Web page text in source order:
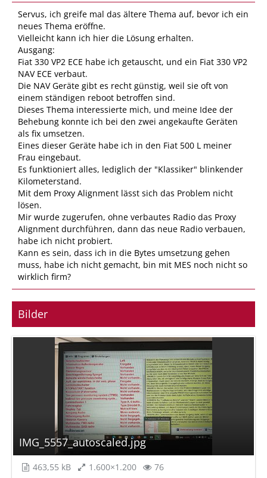
Servus, ich greife mal das ältere Thema auf, bevor ich ein
neues Thema eröffne.
Vielleicht kann ich hier die Lösung erhalten.
Ausgang:
Fiat 330 VP2 ECE habe ich getauscht, und ein Fiat 330 VP2
NAV ECE verbaut.
Die NAV Geräte gibt es recht günstig, weil sie oft von
einem ständigen reboot betroffen sind.
Dieses Thema interessierte mich, und meine Idee der
Behebung konnte ich bei den zwei angekaufte Geräten
als fix umsetzen.
Eines dieser Geräte habe ich in den Fiat 500 L meiner
Frau eingebaut.
Es funktioniert alles, lediglich der "Klassiker" blinkender
Kilometerstand.
Mit dem Proxy Alignment lässt sich das Problem nicht
lösen.
Mir wurde zugerufen, ohne verbautes Radio das Proxy
Alignment durchführen, dann das neue Radio verbauen,
habe ich nicht probiert.
Kann es sein, dass ich in die Bytes umsetzung gehen
muss, habe ich nicht gemacht, bin mit MES noch nicht so
wirklich firm?
Bilder
IMG_5557_autoscaled.jpg
463,55 kB 1.600×1.200 76